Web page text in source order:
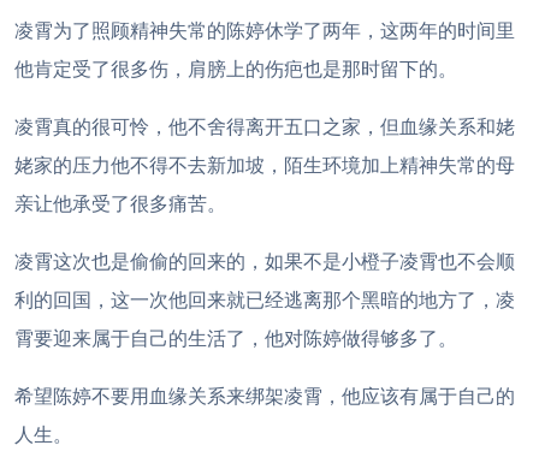
凌霄为了照顾精神失常的陈婷休学了两年，这两年的时间里
他肯定受了很多伤，肩膀上的伤疤也是那时留下的。
凌霄真的很可怜，他不舍得离开五口之家，但血缘关系和姥
姥家的压力他不得不去新加坡，陌生环境加上精神失常的母
亲让他承受了很多痛苦。
凌霄这次也是偷偷的回来的，如果不是小橙子凌霄也不会顺
利的回国，这一次他回来就已经逃离那个黑暗的地方了，凌
霄要迎来属于自己的生活了，他对陈婷做得够多了。
希望陈婷不要用血缘关系来绑架凌霄，他应该有属于自己的
人生。